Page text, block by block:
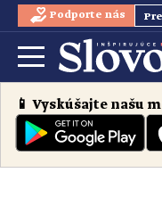
Podporte nás
📱 Vyskúšajte našu